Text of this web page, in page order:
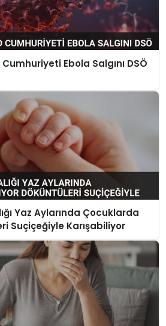
Ebola Salgını DSÖ
Yaz Aylarında Çocuklarda
Suçiçeğiyle Karışabiliyor